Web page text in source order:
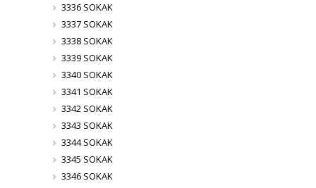
3336 SOKAK
3337 SOKAK
3338 SOKAK
3339 SOKAK
3340 SOKAK
3341 SOKAK
3342 SOKAK
3343 SOKAK
3344 SOKAK
3345 SOKAK
3346 SOKAK